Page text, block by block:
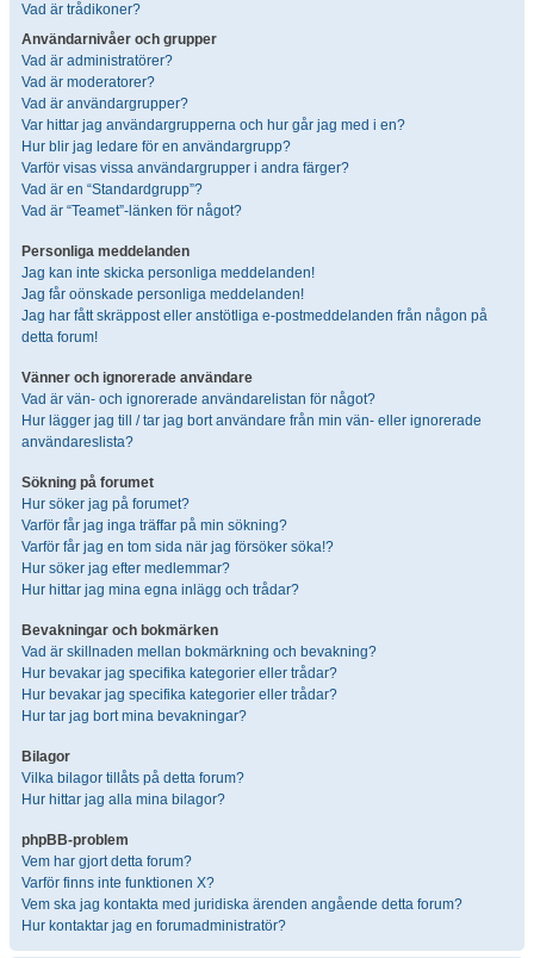
Vad är trådikoner?
Användarnivåer och grupper
Vad är administratörer?
Vad är moderatorer?
Vad är användargrupper?
Var hittar jag användargrupperna och hur går jag med i en?
Hur blir jag ledare för en användargrupp?
Varför visas vissa användargrupper i andra färger?
Vad är en “Standardgrupp”?
Vad är “Teamet”-länken för något?
Personliga meddelanden
Jag kan inte skicka personliga meddelanden!
Jag får oönskade personliga meddelanden!
Jag har fått skräppost eller anstötliga e-postmeddelanden från någon på
detta forum!
Vänner och ignorerade användare
Vad är vän- och ignorerade användarelistan för något?
Hur lägger jag till / tar jag bort användare från min vän- eller ignorerade
användareslista?
Sökning på forumet
Hur söker jag på forumet?
Varför får jag inga träffar på min sökning?
Varför får jag en tom sida när jag försöker söka!?
Hur söker jag efter medlemmar?
Hur hittar jag mina egna inlägg och trådar?
Bevakningar och bokmärken
Vad är skillnaden mellan bokmärkning och bevakning?
Hur bevakar jag specifika kategorier eller trådar?
Hur bevakar jag specifika kategorier eller trådar?
Hur tar jag bort mina bevakningar?
Bilagor
Vilka bilagor tillåts på detta forum?
Hur hittar jag alla mina bilagor?
phpBB-problem
Vem har gjort detta forum?
Varför finns inte funktionen X?
Vem ska jag kontakta med juridiska ärenden angående detta forum?
Hur kontaktar jag en forumadministratör?